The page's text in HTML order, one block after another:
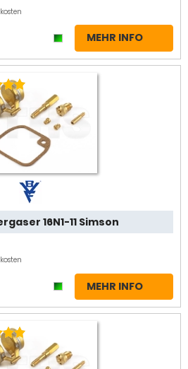
MEHR INFO
16N1-11 Simson
MEHR INFO